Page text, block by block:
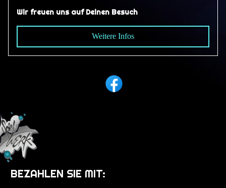
Wir freuen uns auf Deinen Besuch
Weitere Infos
BEZAHLEN SIE MIT: